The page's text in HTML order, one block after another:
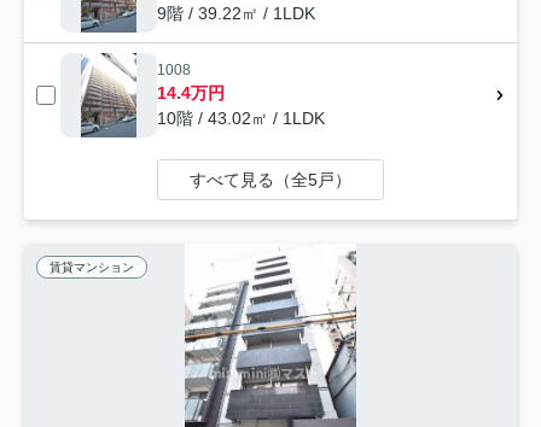
9階 / 39.22㎡ / 1LDK
1008
14.4万円
10階 / 43.02㎡ / 1LDK
すべて見る（全5戸）
賃貸マンション